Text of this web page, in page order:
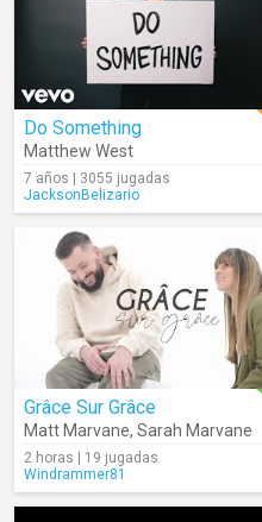
Do Something
Matthew West
7 años | 3055 jugadas
JacksonBelizario
Grâce Sur Grâce
Matt Marvane, Sarah Marvane
2 horas | 19 jugadas
Windrammer81